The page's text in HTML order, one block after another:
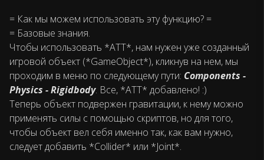
= Как мы можем использовать эту функцию? =
= Базовые знания.
Чтобы использовать *АТТ*, нам нужен уже созданный
игровой объект (*GameObject*), кликнув на нем, мы
проходим в меню по следующему пути: Components -
Physics - Rigidbody. Все, *АТТ* добавлено! :)
Теперь объект подвержен гравитации, к нему можно
применять силы с помощью скриптов, но для того,
чтобы объект вел себя именно так, как вам нужно,
следует добавить *Collider* или *Joint*.